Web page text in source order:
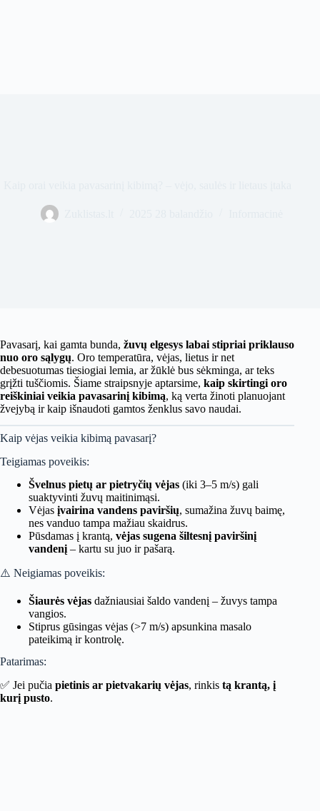
Pavasarį, kai gamta bunda, žuvų elgesys labai stipriai priklauso
nuo oro sąlygų. Oro temperatūra, vėjas, lietus ir net
debesuotumas tiesiogiai lemia, ar žūklė bus sėkminga, ar teks
grįžti tuščiomis. Šiame straipsnyje aptarsime, kaip skirtingi oro
reiškiniai veikia pavasarinį kibimą, ką verta žinoti planuojant
žvejybą ir kaip išnaudoti gamtos ženklus savo naudai.
Kaip vėjas veikia kibimą pavasarį?
Teigiamas poveikis:
Švelnus pietų ar pietryčių vėjas (iki 3–5 m/s) gali
suaktyvinti žuvų maitinimąsi.
Vėjas įvairina vandens paviršių, sumažina žuvų baimę,
nes vanduo tampa mažiau skaidrus.
Pūsdamas į krantą, vėjas sugena šiltesnį paviršinį
vandenį – kartu su juo ir pašarą.
⚠️ Neigiamas poveikis:
Šiaurės vėjas dažniausiai šaldo vandenį – žuvys tampa
vangios.
Stiprus gūsingas vėjas (>7 m/s) apsunkina masalo
pateikimą ir kontrolę.
Patarimas:
✅ Jei pučia pietinis ar pietvakarių vėjas, rinkis tą krantą, į
kurį pusto.